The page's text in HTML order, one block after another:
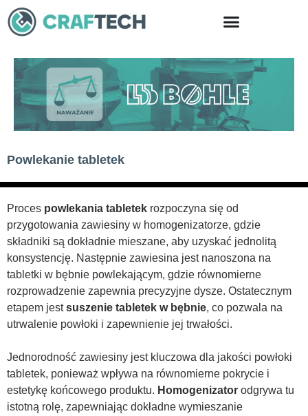
Skip
to
content
Powlekanie tabletek
Proces powlekania tabletek rozpoczyna się od
przygotowania zawiesiny w homogenizatorze, gdzie
składniki są dokładnie mieszane, aby uzyskać jednolitą
konsystencję. Następnie zawiesina jest nanoszona na
tabletki w bębnie powlekającym, gdzie równomierne
rozprowadzenie zapewnia precyzyjne dysze. Ostatecznym
etapem jestsuszenie tabletek w bębnie, co pozwala na
utrwalenie powłoki i zapewnienie jej trwałości.
Jednorodność zawiesiny jest kluczowa dla jakości powłoki
tabletek, ponieważ wpływa na równomierne pokrycie i
estetykę końcowego produktu. Homogenizator odgrywa tu
istotną rolę, zapewniając dokładne wymieszanie